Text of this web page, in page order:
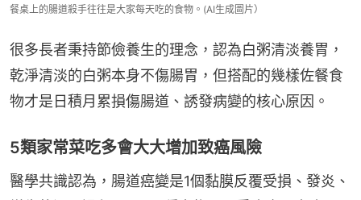
餐桌上的腸道殺手往往是大家每天吃的食物。(AI生成圖片）
很多長者秉持節儉養生的理念，認為白粥清淡養胃，
乾淨清淡的白粥本身不傷腸胃，但搭配的幾樣佐餐食
物才是日積月累損傷腸道、誘發病變的核心原因。
5類家常菜吃多會大大增加致癌風險
醫學共識認為，腸道癌變是1個黏膜反覆受損、發炎、